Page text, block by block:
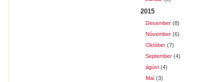
2015
Desember (8)
Nóvember (6)
Október (7)
September (4)
ágúst (4)
Maí (3)